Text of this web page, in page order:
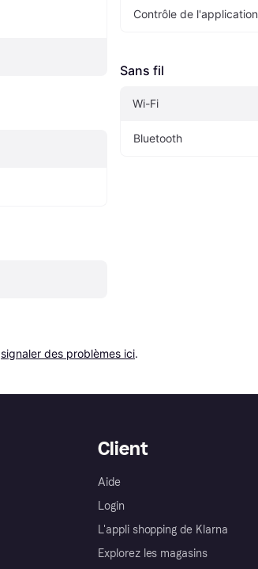
Contrôle de l'application
Sans fil
Wi-Fi
Bluetooth
signaler des problèmes ici.
Client
Aide
Login
L'appli shopping de Klarna
Explorez les magasins